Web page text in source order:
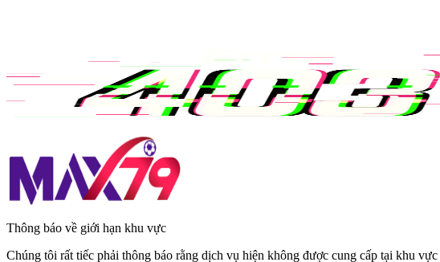
Thông báo về giới hạn khu vực
Chúng tôi rất tiếc phải thông báo rằng dịch vụ hiện không được cung cấp tại khu